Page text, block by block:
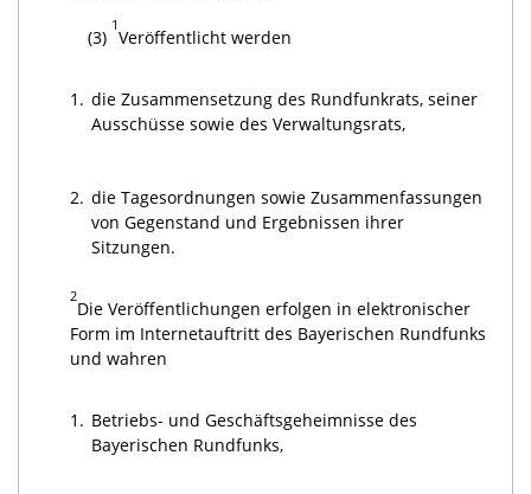
(3)
1
Veröffentlicht werden
1. die Zusammensetzung des Rundfunkrats, seiner
Ausschüsse sowie des Verwaltungsrats,
2. die Tagesordnungen sowie Zusammenfassungen
von Gegenstand und Ergebnissen ihrer
Sitzungen.
2
Die Veröffentlichungen erfolgen in elektronischer
Form im Internetauftritt des Bayerischen Rundfunks
und wahren
1. Betriebs- und Geschäftsgeheimnisse des
Bayerischen Rundfunks,